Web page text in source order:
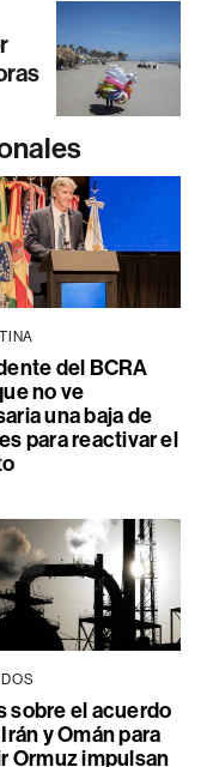
del BCRA
no ve
una baja de
para reactivar el
sobre el acuerdo
y Omán para
Ormuz impulsan